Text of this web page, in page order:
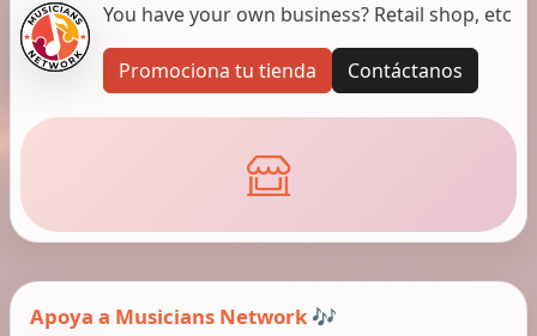
You have your own business? Retail shop, etc
Promociona tu tienda Contáctanos
Apoya a Musicians Network 🎶